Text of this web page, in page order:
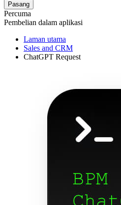
Pasang
Percuma
Pembelian dalam aplikasi
Laman utama
Sales and CRM
ChatGPT Request